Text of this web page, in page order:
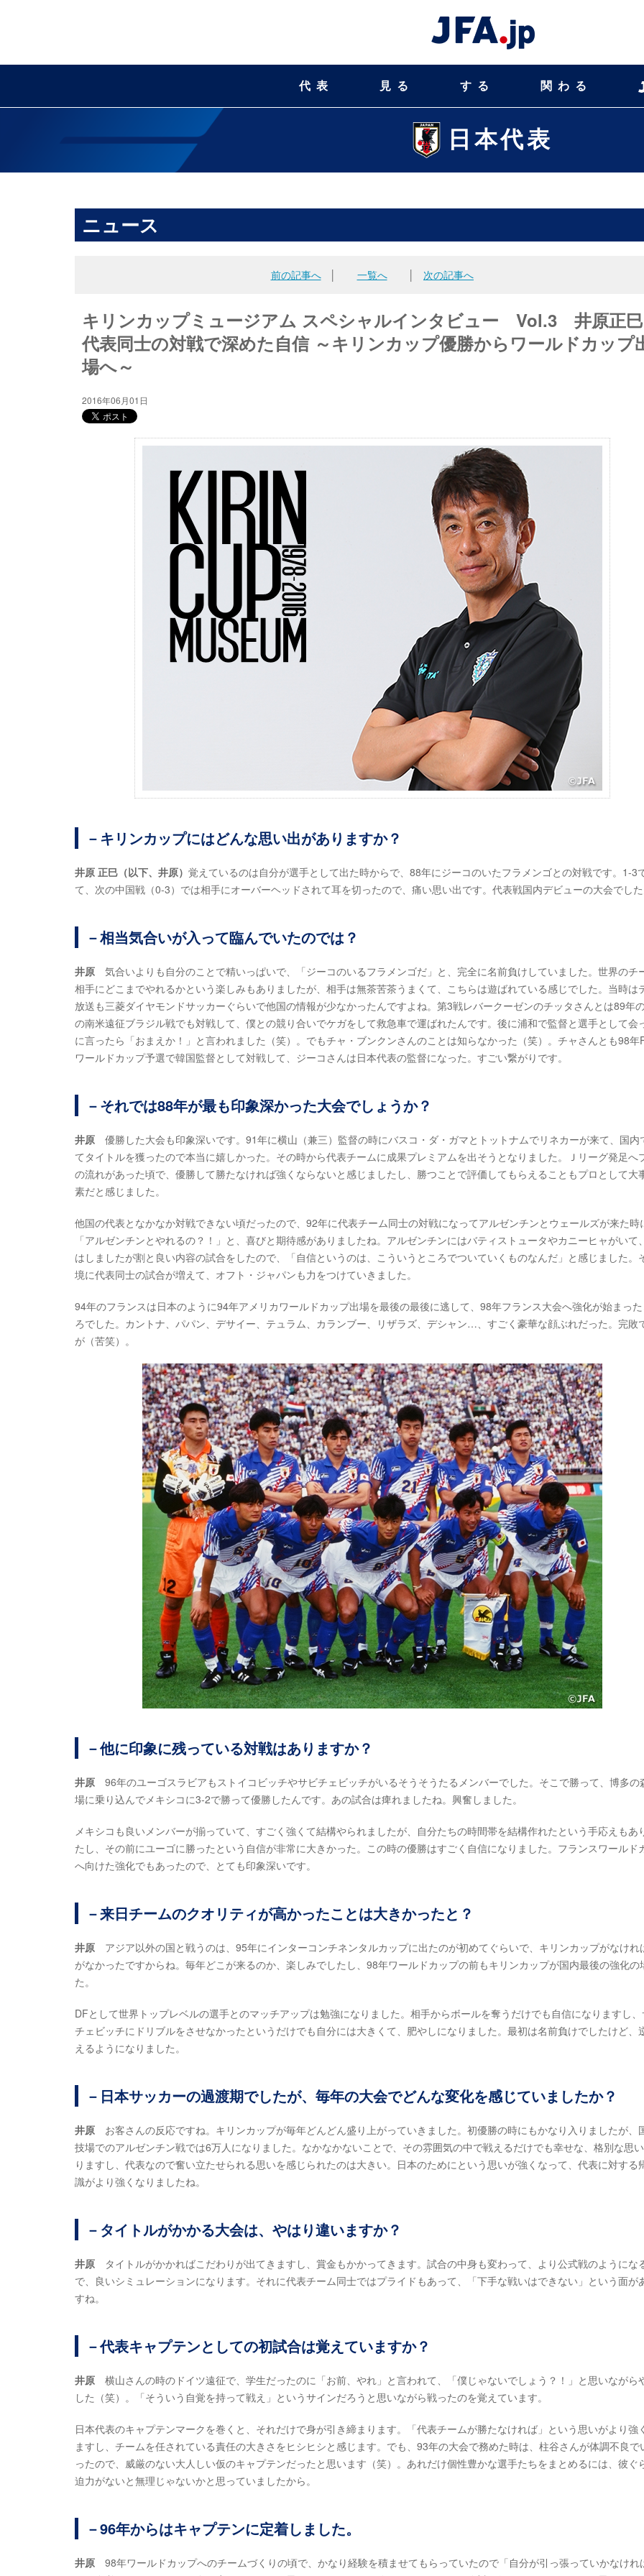
代表 見る する 関わる
日本代表
ニュース
前の記事へ│ 一覧へ 次の記事へ
キリンカップミュージアム スペシャルインタビュー Vol.3 井原正
代表同士の対戦で深めた自信 ～キリンカップ優勝からワールドカップ
場へ～
2016年06月01日
－キリンカップにはどんな思い出がありますか？
井原 正巳（以下、井原） 覚えているのは自分が選手として出た時からで、88年にジーコのいたフラメンゴとの対戦です。1-3
て、次の中国戦（0-3）では相手にオーバーヘッドされて耳を切ったので、痛い思い出です。代表戦国内デビューの大会でした
－相当気合いが入って臨んでいたのでは？
井原 気合いよりも自分のことで精いっぱいで、「ジーコのいるフラメンゴだ」と、完全に名前負けしていました。世界のチ
相手にどこまでやれるかという楽しみもありましたが、相手は無茶苦茶うまくて、こちらは遊ばれている感じでした。当時は
放送も三菱ダイヤモンドサッカーぐらいで他国の情報が少なかったんですよね。第3戦レバークーゼンのチッタさんとは89年
の南米遠征ブラジル戦でも対戦して、僕との競り合いでケガをして救急車で運ばれたんです。後に浦和で監督と選手として会
に言ったら「おまえか！」と言われました（笑）。でもチャ・ブンクンさんのことは知らなかった（笑）。チャさんとも98年
ワールドカップ予選で韓国監督として対戦して、ジーコさんは日本代表の監督になった。すごい繋がりです。
－それでは88年が最も印象深かった大会でしょうか？
井原 優勝した大会も印象深いです。91年に横山（兼三）監督の時にバスコ・ダ・ガマとトットナムでリネカーが来て、国内
てタイトルを獲ったので本当に嬉しかった。その時から代表チームに成果プレミアムを出そうとなりました。Ｊリーグ発足へ
の流れがあった頃で、優勝して勝たなければ強くならないと感じましたし、勝つことで評価してもらえることもプロとして大
素だと感じました。
他国の代表となかなか対戦できない頃だったので、92年に代表チーム同士の対戦になってアルゼンチンとウェールズが来た時
「アルゼンチンとやれるの？！」と、喜びと期待感がありましたね。アルゼンチンにはバティストュータやカニーヒャがいて
はしましたが割と良い内容の試合をしたので、「自信というのは、こういうところでついていくものなんだ」と感じました。
境に代表同士の試合が増えて、オフト・ジャパンも力をつけていきました。
94年のフランスは日本のように94年アメリカワールドカップ出場を最後の最後に逃して、98年フランス大会へ強化が始まった
ろでした。カントナ、パパン、デサイー、テュラム、カランブー、リザラズ、デシャン…、すごく豪華な顔ぶれだった。完敗
が（苦笑）。
－他に印象に残っている対戦はありますか？
井原 96年のユーゴスラビアもストイコビッチやサビチェビッチがいるそうそうたるメンバーでした。そこで勝って、博多の
場に乗り込んでメキシコに3-2で勝って優勝したんです。あの試合は痺れましたね。興奮しました。
メキシコも良いメンバーが揃っていて、すごく強くて結構やられましたが、自分たちの時間帯を結構作れたという手応えもあ
たし、その前にユーゴに勝ったという自信が非常に大きかった。この時の優勝はすごく自信になりました。フランスワールド
へ向けた強化でもあったので、とても印象深いです。
－来日チームのクオリティが高かったことは大きかったと？
井原 アジア以外の国と戦うのは、95年にインターコンチネンタルカップに出たのが初めてぐらいで、キリンカップがなけれ
がなかったですからね。毎年どこが来るのか、楽しみでしたし、98年ワールドカップの前もキリンカップが国内最後の強化の
た。
DFとして世界トップレベルの選手とのマッチアップは勉強になりました。相手からボールを奪うだけでも自信になりますし
チェビッチにドリブルをさせなかったというだけでも自分には大きくて、肥やしになりました。最初は名前負けでしたけど、
えるようになりました。
－日本サッカーの過渡期でしたが、毎年の大会でどんな変化を感じていましたか？
井原 お客さんの反応ですね。キリンカップが毎年どんどん盛り上がっていきました。初優勝の時にもかなり入りましたが、
技場でのアルゼンチン戦では6万人になりました。なかなかないことで、その雰囲気の中で戦えるだけでも幸せな、格別な思
りますし、代表なので奮い立たせられる思いを感じられたのは大きい。日本のためにという思いが強くなって、代表に対する
識がより強くなりましたね。
－タイトルがかかる大会は、やはり違いますか？
井原 タイトルがかかればこだわりが出てきますし、賞金もかかってきます。試合の中身も変わって、より公式戦のようにな
で、良いシミュレーションになります。それに代表チーム同士ではプライドもあって、「下手な戦いはできない」という面が
すね。
－代表キャプテンとしての初試合は覚えていますか？
井原 横山さんの時のドイツ遠征で、学生だったのに「お前、やれ」と言われて、「僕じゃないでしょう？！」と思いながら
した（笑）。「そういう自覚を持って戦え」というサインだろうと思いながら戦ったのを覚えています。
日本代表のキャプテンマークを巻くと、それだけで身が引き締まります。「代表チームが勝たなければ」という思いがより強
ますし、チームを任されている責任の大きさをヒシヒシと感じます。でも、93年の大会で務めた時は、柱谷さんが体調不良で
ったので、威厳のない大人しい仮のキャプテンだったと思います（笑）。あれだけ個性豊かな選手たちをまとめるには、彼ぐ
迫力がないと無理じゃないかと思っていましたから。
－96年からはキャプテンに定着しました。
井原 98年ワールドカップへのチームづくりの頃で、かなり経験を積ませてもらっていたので「自分が引っ張っていかなけれ